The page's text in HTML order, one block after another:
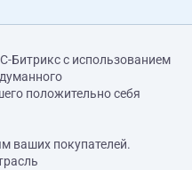
Битрикс с использованием
положительно себя
ваших покупателей.